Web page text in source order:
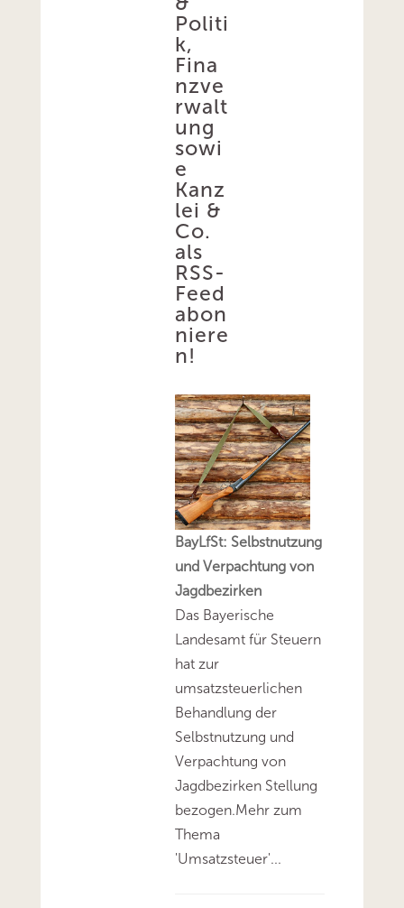
Politi
k,
Fina
nzve
rwalt
ung
sowi
e
Kanz
lei &
Co.
als
RSS-
Feed
abon
niere
n!
BayLfSt: Selbstnutzung
und Verpachtung von
Jagdbezirken
Das Bayerische
Landesamt für Steuern
hat zur
umsatzsteuerlichen
Behandlung der
Selbstnutzung und
Verpachtung von
Jagdbezirken Stellung
bezogen.Mehr zum
Thema
'Umsatzsteuer'...